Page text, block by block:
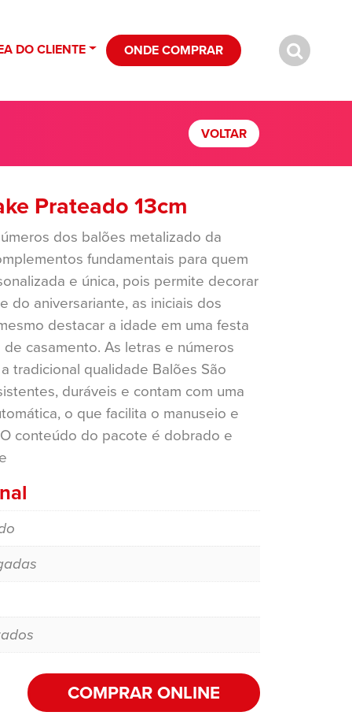
DO CLIENTE ONDE COMPRAR
VOLTAR
Prateado 13cm
dos balões metalizado da
fundamentais para quem
e única, pois permite decorar
do aniversariante, as iniciais dos
destacar a idade em uma festa
casamento. As letras e números
tradicional qualidade Balões São
duráveis e contam com uma
o que facilita o manuseio e
conteúdo do pacote é dobrado e
COMPRAR ONLINE